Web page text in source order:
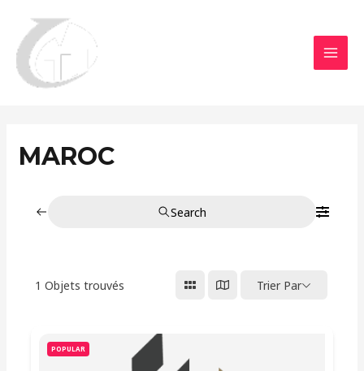
contenu
MAROC
Search
1 Objets trouvés Trier Par
POPULAR